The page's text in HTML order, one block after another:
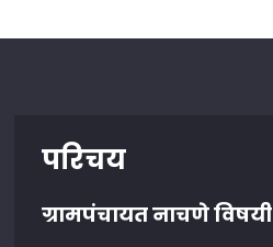
परिचय
ग्रामपंचायत नाचणे विषयी